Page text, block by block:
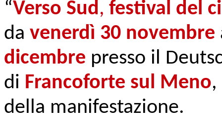
“Verso Sud, festival del
da venerdì 30 novembre
dicembre presso il
di Francoforte sul Meno,
della manifestazione.